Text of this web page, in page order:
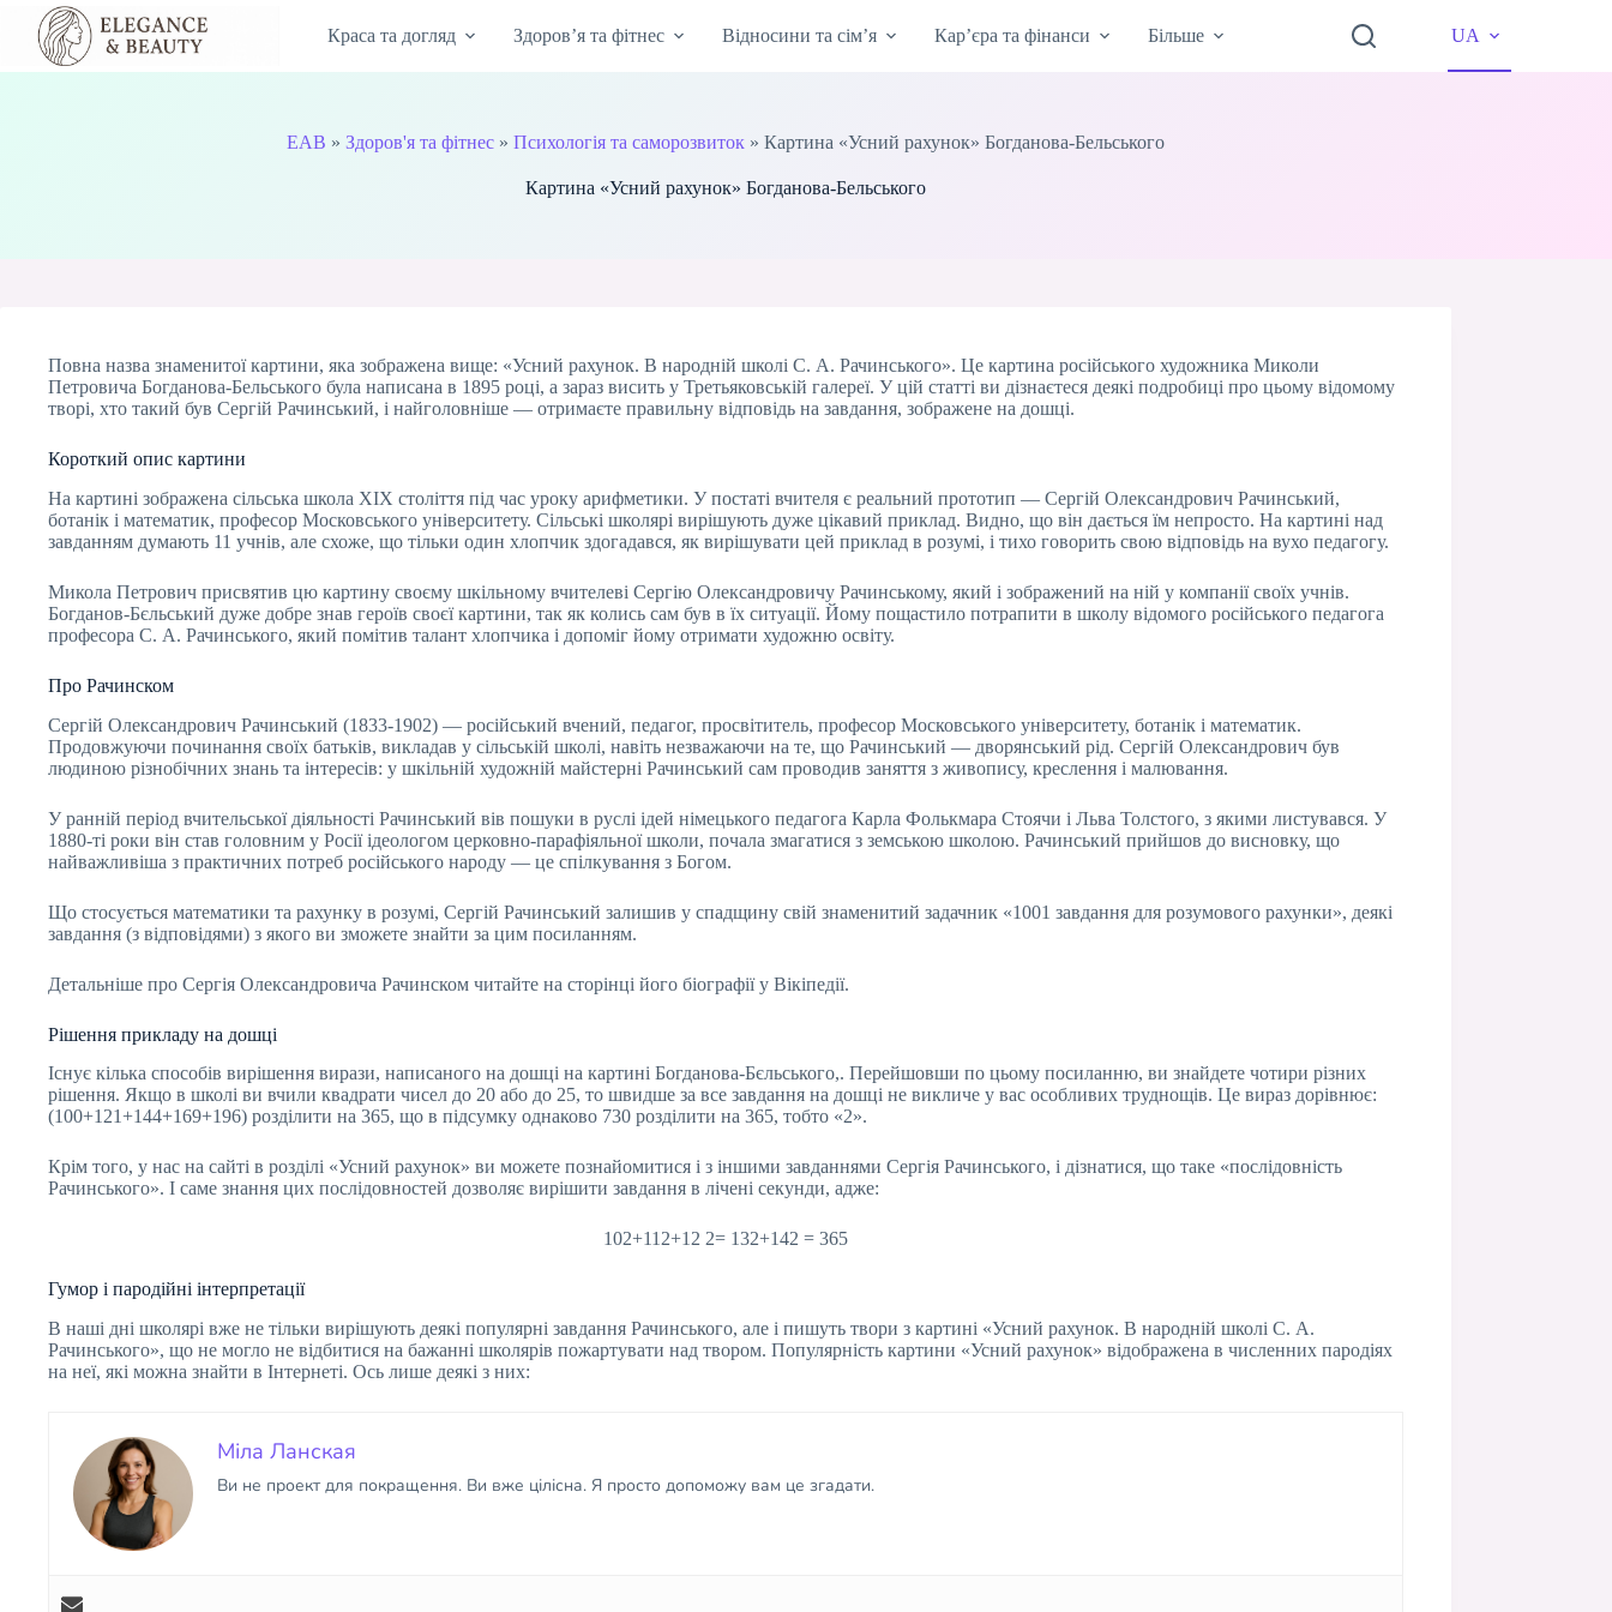
Перейти
вмісту
Краса та догляд Здоров’я та фітнес Відносини та сім’я Кар’єра та фінанси Більше UA
EAB » Здоров'я та фітнес» Психологія та саморозвиток» Картина «Усний рахунок» Богданова-Бельського
Картина «Усний рахунок» Богданова-Бельського
Повна назва знаменитої картини, яка зображена вище: «Усний рахунок. В народній школі С. А. Рачинського». Це картина російського художника Миколи
Петровича Богданова-Бельського була написана в 1895 році, а зараз висить у Третьяковській галереї. У цій статті ви дізнаєтеся деякі подробиці про цьому відомому
творі, хто такий був Сергій Рачинський, і найголовніше — отримаєте правильну відповідь на завдання, зображене на дошці.
Короткий опис картини
На картині зображена сільська школа XIX століття під час уроку арифметики. У постаті вчителя є реальний прототип — Сергій Олександрович Рачинський,
ботанік і математик, професор Московського університету. Сільські школярі вирішують дуже цікавий приклад. Видно, що він дається їм непросто. На картині над
завданням думають 11 учнів, але схоже, що тільки один хлопчик здогадався, як вирішувати цей приклад в розумі, і тихо говорить свою відповідь на вухо педагогу.
Микола Петрович присвятив цю картину своєму шкільному вчителеві Сергію Олександровичу Рачинському, який і зображений на ній у компанії своїх учнів.
Богданов-Бєльський дуже добре знав героїв своєї картини, так як колись сам був в їх ситуації. Йому пощастило потрапити в школу відомого російського педагога
професора С. А. Рачинського, який помітив талант хлопчика і допоміг йому отримати художню освіту.
Про Рачинском
Сергій Олександрович Рачинський (1833-1902) — російський вчений, педагог, просвітитель, професор Московського університету, ботанік і математик.
Продовжуючи починання своїх батьків, викладав у сільській школі, навіть незважаючи на те, що Рачинський — дворянський рід. Сергій Олександрович був
людиною різнобічних знань та інтересів: у шкільній художній майстерні Рачинський сам проводив заняття з живопису, креслення і малювання.
У ранній період вчительської діяльності Рачинський вів пошуки в руслі ідей німецького педагога Карла Фолькмара Стоячи і Льва Толстого, з якими листувався. У
1880-ті роки він став головним у Росії ідеологом церковно-парафіяльної школи, почала змагатися з земською школою. Рачинський прийшов до висновку, що
найважливіша з практичних потреб російського народу — це спілкування з Богом.
Що стосується математики та рахунку в розумі, Сергій Рачинський залишив у спадщину свій знаменитий задачник «1001 завдання для розумового рахунки», деякі
завдання (з відповідями) з якого ви зможете знайти за цим посиланням.
Детальніше про Сергія Олександровича Рачинском читайте на сторінці його біографії у Вікіпедії.
Рішення прикладу на дошці
Існує кілька способів вирішення вирази, написаного на дошці на картині Богданова-Бєльського,. Перейшовши по цьому посиланню, ви знайдете чотири різних
рішення. Якщо в школі ви вчили квадрати чисел до 20 або до 25, то швидше за все завдання на дошці не викличе у вас особливих труднощів. Це вираз дорівнює:
(100+121+144+169+196) розділити на 365, що в підсумку однаково 730 розділити на 365, тобто «2».
Крім того, у нас на сайті в розділі «Усний рахунок» ви можете познайомитися і з іншими завданнями Сергія Рачинського, і дізнатися, що таке «послідовність
Рачинського». І саме знання цих послідовностей дозволяє вирішити завдання в лічені секунди, адже:
102+112+12 2= 132+142 = 365
Гумор і пародійні інтерпретації
В наші дні школярі вже не тільки вирішують деякі популярні завдання Рачинського, але і пишуть твори з картині «Усний рахунок. В народній школі С. А.
Рачинського», що не могло не відбитися на бажанні школярів пожартувати над твором. Популярність картини «Усний рахунок» відображена в численних пародіях
на неї, які можна знайти в Інтернеті. Ось лише деякі з них:
Міла Ланская
Ви не проект для покращення. Ви вже цілісна. Я просто допоможу вам це згадати.